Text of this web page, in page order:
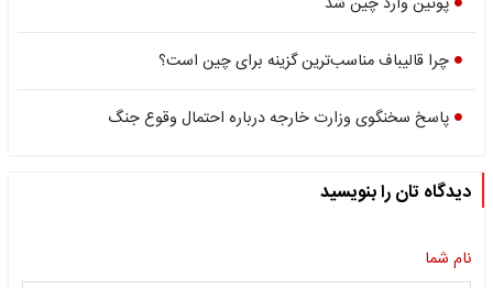
چرا قالیباف مناسب‌ترین گزینه برای چین است؟
پاسخ سخنگوی وزارت خارجه درباره احتمال وقوع جنگ
دیدگاه تان را بنویسید
نام شما